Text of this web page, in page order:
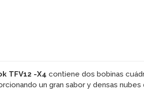
TFV12 -X4 contiene dos bobinas
un gran sabor y densas nubes